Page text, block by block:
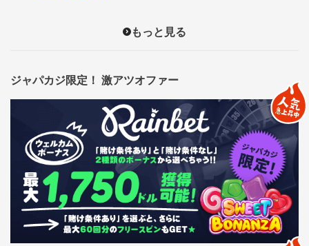
もっと見る
ジャパカジ限定！ 激アツオファー